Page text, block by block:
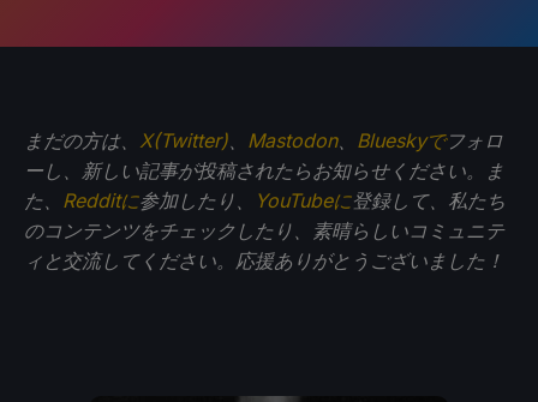
まだの方は、 X(Twitter) Mastodon、 Blueskyでフォロ
ーし、新しい記事が投稿されたらお知らせください。ま
た、 Redditに参加したり、 YouTubeに登録して、私たち
のコンテンツをチェックしたり、素晴らしいコミュニテ
ィと交流してください。応援ありがとうございました！